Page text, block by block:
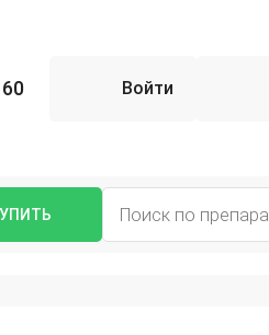
Войти